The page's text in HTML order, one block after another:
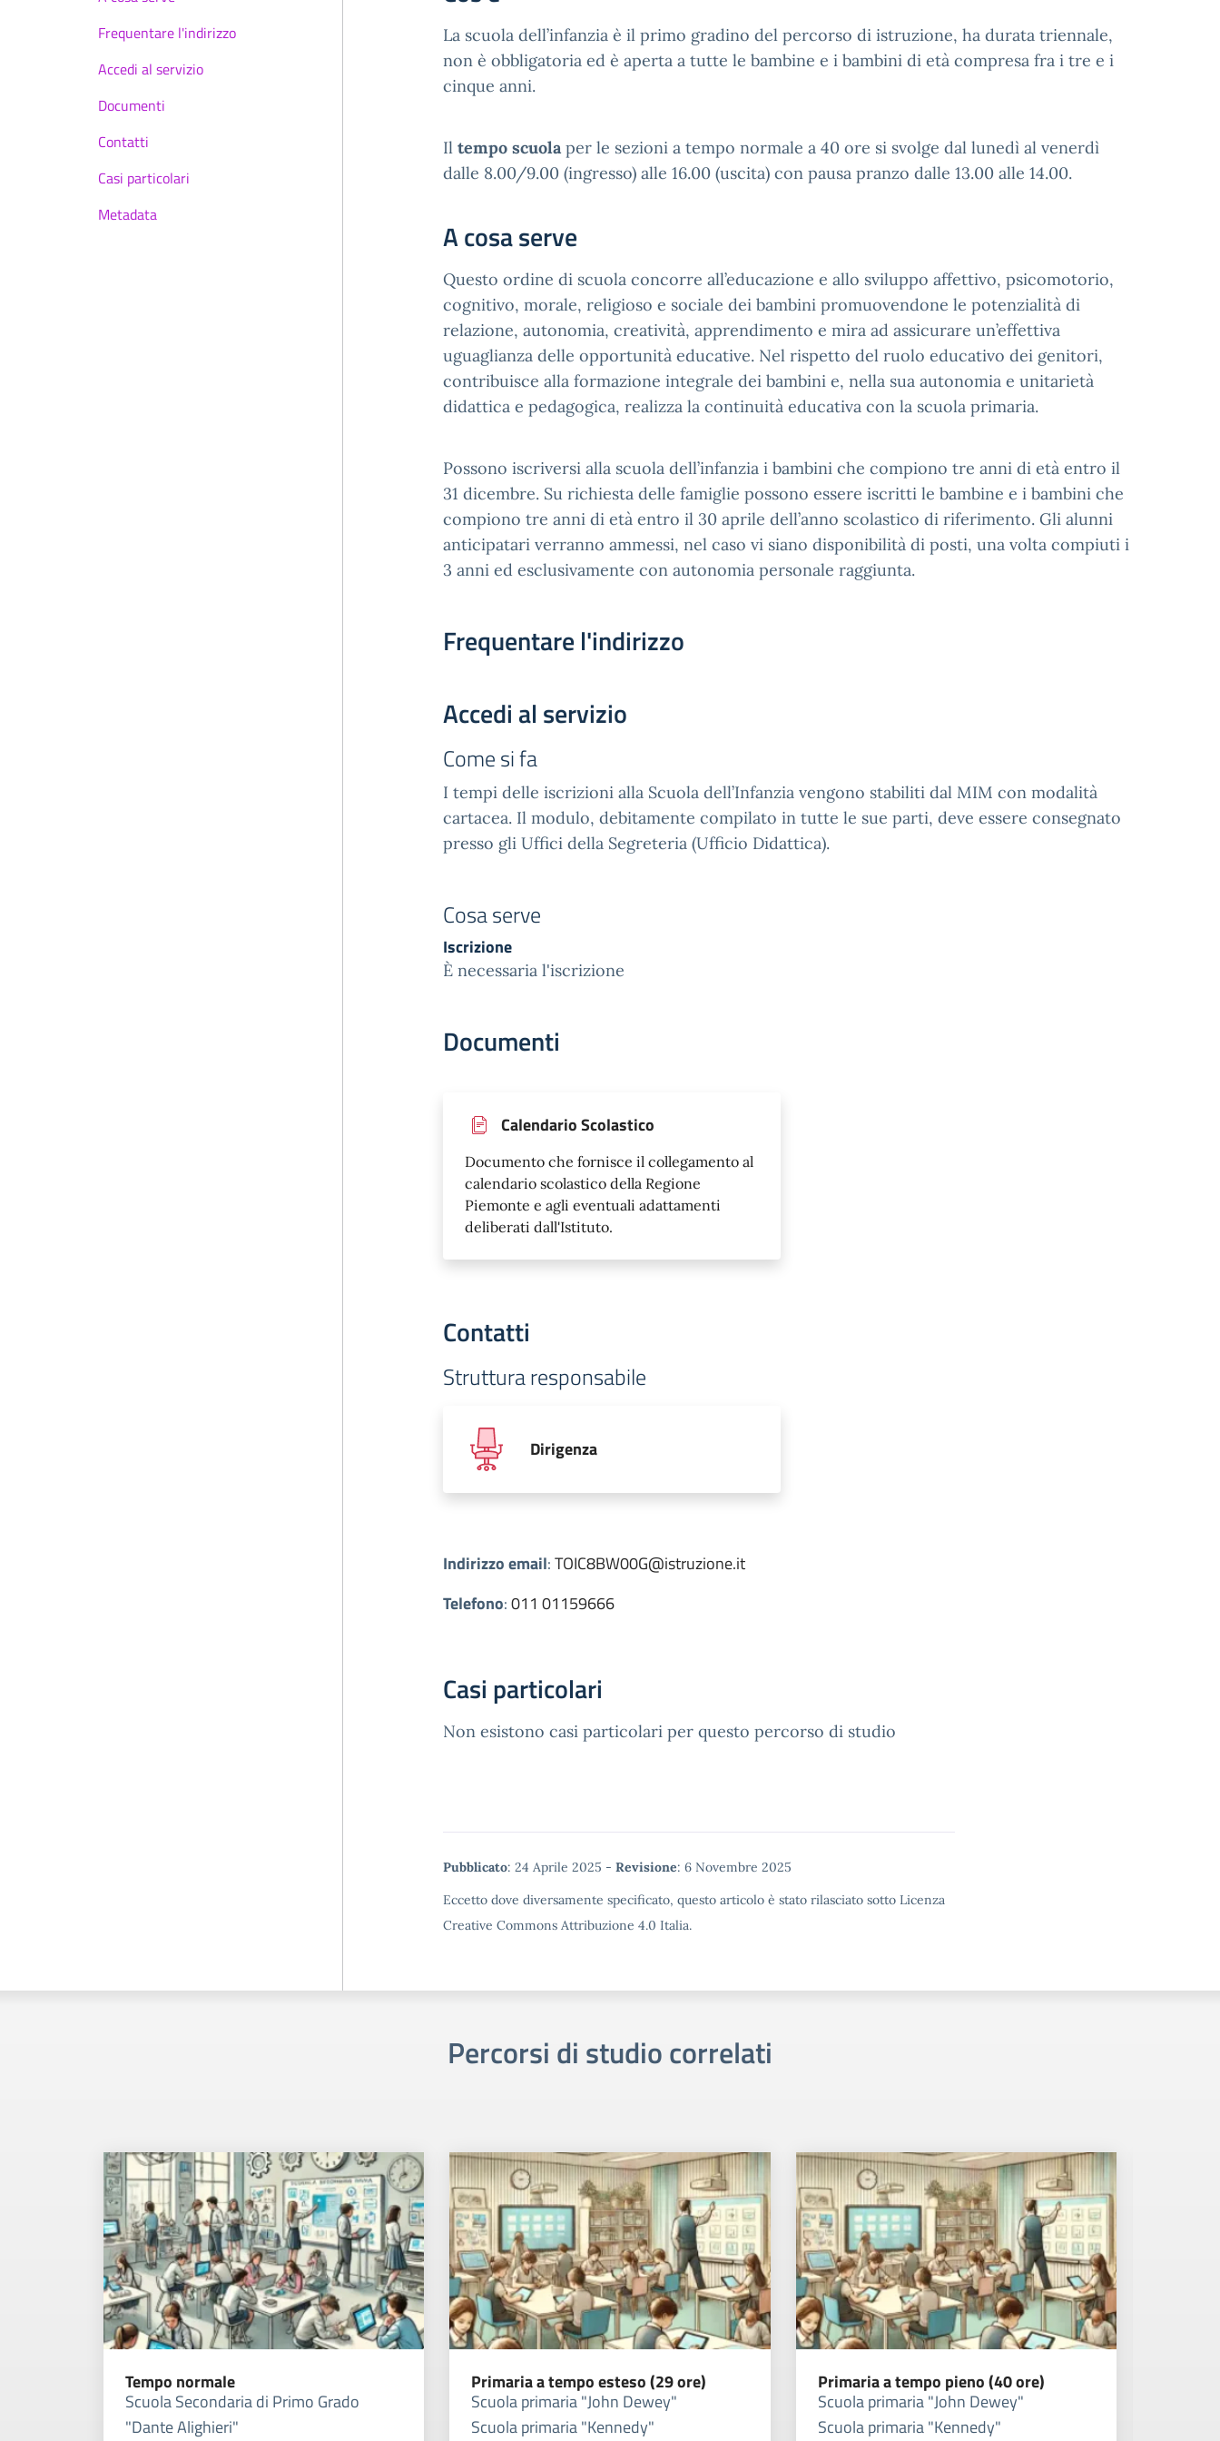
Frequentare l'indirizzo
Accedi al servizio
Documenti
Contatti
Casi particolari
Metadata
La scuola dell’infanzia è il primo gradino del percorso di istruzione, ha durata triennale,
non è obbligatoria ed è aperta a tutte le bambine e i bambini di età compresa fra i tre e i
cinque anni.
Il tempo scuolaper le sezioni a tempo normale a 40 ore si svolge dal lunedì al venerdì
dalle 8.00/9.00 (ingresso) alle 16.00 (uscita) con pausa pranzo dalle 13.00 alle 14.00.
A cosa serve
Questo ordine di scuola concorre all’educazione e allo sviluppo affettivo, psicomotorio,
cognitivo, morale, religioso e sociale dei bambini promuovendone le potenzialità di
relazione, autonomia, creatività, apprendimento e mira ad assicurare un’effettiva
uguaglianza delle opportunità educative. Nel rispetto del ruolo educativo dei genitori,
contribuisce alla formazione integrale dei bambini e, nella sua autonomia e unitarietà
didattica e pedagogica, realizza la continuità educativa con la scuola primaria.
Possono iscriversi alla scuola dell’infanzia i bambini che compiono tre anni di età entro il
31 dicembre. Su richiesta delle famiglie possono essere iscritti le bambine e i bambini che
compiono tre anni di età entro il 30 aprile dell’anno scolastico di riferimento. Gli alunni
anticipatari verranno ammessi, nel caso vi siano disponibilità di posti, una volta compiuti i
3 anni ed esclusivamente con autonomia personale raggiunta.
Frequentare l'indirizzo
Accedi al servizio
Come si fa
I tempi delle iscrizioni alla Scuola dell’Infanzia vengono stabiliti dal MIM con modalità
cartacea. Il modulo, debitamente compilato in tutte le sue parti, deve essere consegnato
presso gli Uffici della Segreteria (Ufficio Didattica).
Cosa serve
Iscrizione
È necessaria l'iscrizione
Documenti
Calendario Scolastico
Documento che fornisce il collegamento al
calendario scolastico della Regione
Piemonte e agli eventuali adattamenti
deliberati dall'Istituto.
Contatti
Struttura responsabile
Dirigenza
Indirizzo email:TOIC8BW00G@istruzione.it
Telefono:011 01159666
Casi particolari
Non esistono casi particolari per questo percorso di studio
Metadata
Pubblicato: 24 Aprile 2025 - Revisione: 6 Novembre 2025
Eccetto dove diversamente specificato, questo articolo è stato rilasciato sotto Licenza
Creative Commons Attribuzione 4.0 Italia.
Percorsi di studio correlati
Tempo normale
Scuola Secondaria di Primo Grado
"Dante Alighieri"
Primaria a tempo esteso (29 ore)
Scuola primaria "John Dewey"
Scuola primaria "Kennedy"
Primaria a tempo pieno (40 ore)
Scuola primaria "John Dewey"
Scuola primaria "Kennedy"